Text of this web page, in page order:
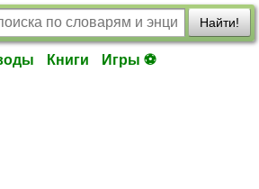
Найти!
Книги Игры ⚽